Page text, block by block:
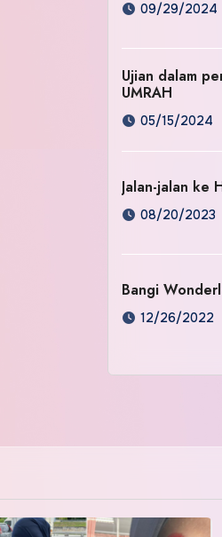
09/29/2024
Ujian dalam
UMRAH
05/15/2024
Jalan-jalan ke
08/20/2023
Bangi
12/26/2022